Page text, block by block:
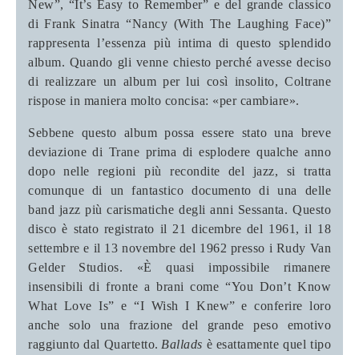
New”, “It’s Easy to Remember” e del grande classico
di Frank Sinatra “Nancy (With The Laughing Face)”
rappresenta l’essenza più intima di questo splendido
album. Quando gli venne chiesto perché avesse deciso
di realizzare un album per lui così insolito, Coltrane
rispose in maniera molto concisa: «per cambiare».
Sebbene questo album possa essere stato una breve
deviazione di Trane prima di esplodere qualche anno
dopo nelle regioni più recondite del jazz, si tratta
comunque di un fantastico documento di una delle
band jazz più carismatiche degli anni Sessanta. Questo
disco è stato registrato il 21 dicembre del 1961, il 18
settembre e il 13 novembre del 1962 presso i Rudy Van
Gelder Studios. «È quasi impossibile rimanere
insensibili di fronte a brani come “You Don’t Know
What Love Is” e “I Wish I Knew” e conferire loro
anche solo una frazione del grande peso emotivo
raggiunto dal Quartetto. Ballads è esattamente quel tipo